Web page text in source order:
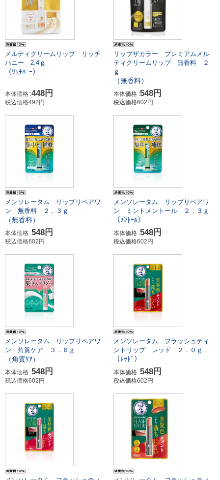
メルティクリームリップ リッチ
ハニー 2.4ｇ
（ﾘｯﾁﾊﾆｰ）
本体価格 :448円
税込価格492円
リップザカラー プレミアムメル
ティクリームリップ 無香料 ２
ｇ
（無香料）
本体価格 :548円
税込価格602円
メンソレータム リップリペアワ
ン 無香料 ２．３ｇ
（無香料）
本体価格 :548円
税込価格602円
メンソレータム リップリペアワ
ン ミントメントール ２．３ｇ
（ﾒﾝﾄｰﾙ）
本体価格 :548円
税込価格602円
メンソレータム リップリペアワ
ン 角質ケア ３．６ｇ
（角質ｹｱ）
本体価格 :548円
税込価格602円
メンソレータム フラッシュティ
ントリップ レッド ２．０ｇ
（ﾚｯﾄﾞ）
本体価格 :548円
税込価格602円